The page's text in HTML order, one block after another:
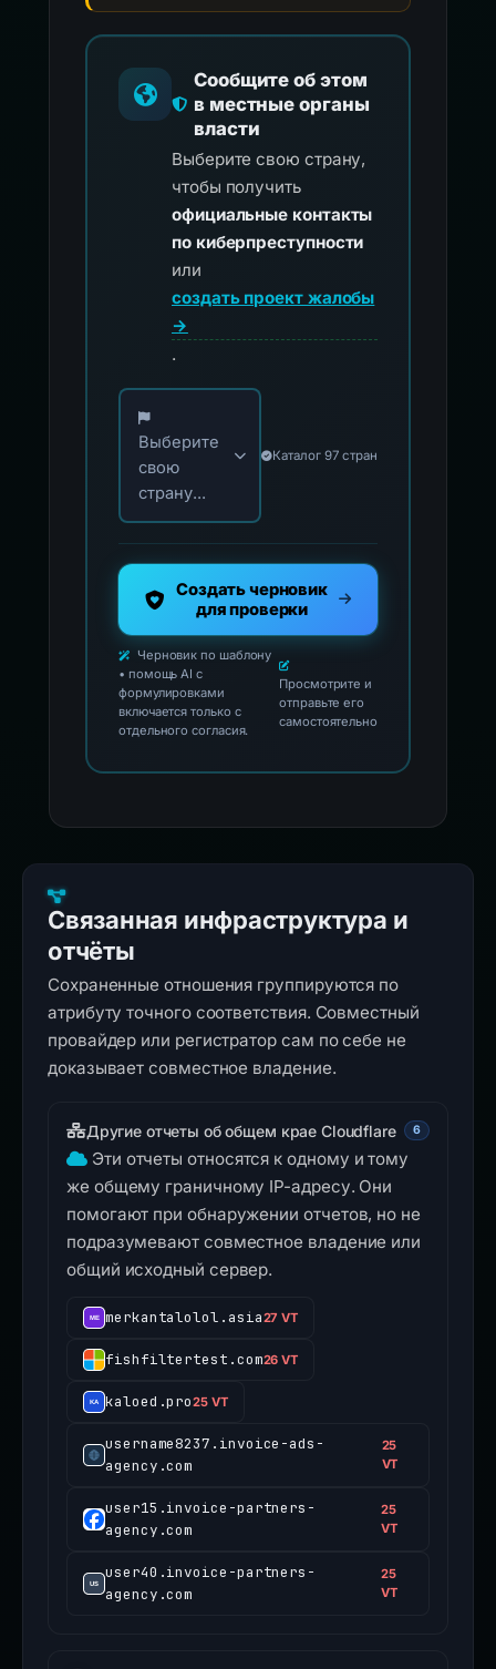
Сообщите об этом
в местные органы
власти
Выберите свою страну,
чтобы получить
официальные контакты
по киберпреступности
или
создать проект жалобы
→
.
Выберите свою страну для официальных
Выберите
свою
страну...
Каталог 97 стран
Создать черновик
для проверки
Черновик по шаблону
• помощь AI с
формулировками
включается только с
отдельного согласия.
Просмотрите и
отправьте его
самостоятельно
Связанная инфраструктура и
отчёты
Сохраненные отношения группируются по
атрибуту точного соответствия. Совместный
провайдер или регистратор сам по себе не
доказывает совместное владение.
Другие отчеты об общем крае Cloudflare 6
Эти отчеты относятся к одному и тому
же общему граничному IP-адресу. Они
помогают при обнаружении отчетов, но не
подразумевают совместное владение или
общий исходный сервер.
merkantalolol.asia27 VT
fishfiltertest.com26 VT
kaloed.pro25 VT
username8237.invoice-ads-
agency.com
25
VT
user15.invoice-partners-
agency.com
25
VT
user40.invoice-partners-
agency.com
25
VT